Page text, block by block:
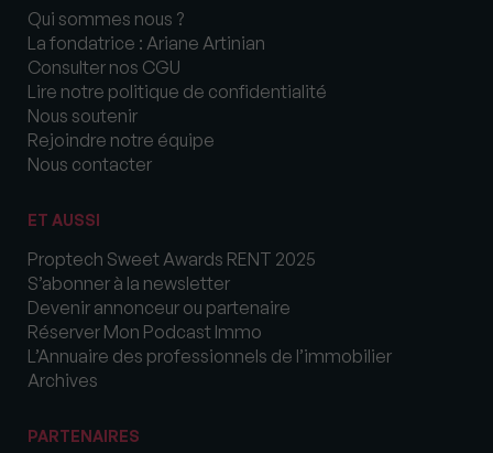
Qui sommes nous ?
La fondatrice : Ariane Artinian
Consulter nos CGU
Lire notre politique de confidentialité
Nous soutenir
Rejoindre notre équipe
Nous contacter
ET AUSSI
Proptech Sweet Awards RENT 2025
S’abonner à la newsletter
Devenir annonceur ou partenaire
Réserver Mon Podcast Immo
L’Annuaire des professionnels de l’immobilier
Archives
PARTENAIRES